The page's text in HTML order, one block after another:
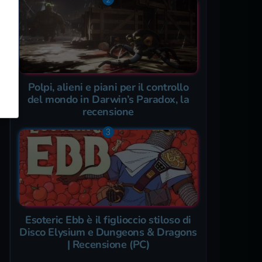
Polpi, alieni e piani per il controllo
del mondo in Darwin’s Paradox, la
recensione
Esoteric Ebb è il figlioccio stiloso di
Disco Elysium e Dungeons & Dragons
| Recensione (PC)